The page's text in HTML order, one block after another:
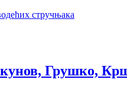
Грушко,